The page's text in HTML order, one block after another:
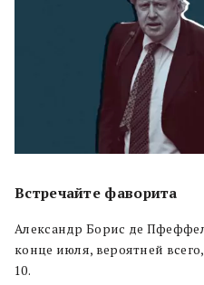
Встречайте фаворита
Александр Борис де
конце июля, вероятней
10.